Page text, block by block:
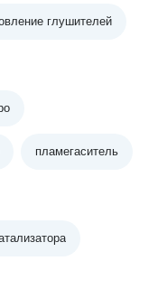
глушителей
пламегаситель